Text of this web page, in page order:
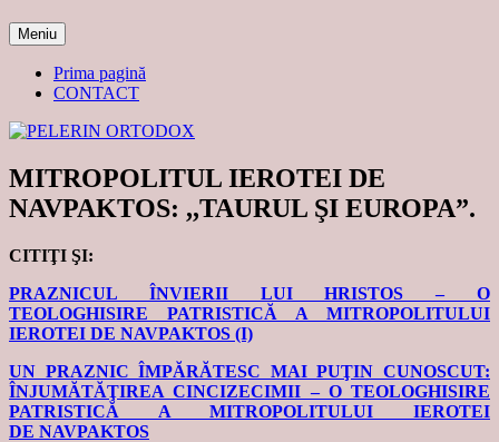
Meniu
Prima pagină
CONTACT
MITROPOLITUL IEROTEI DE
NAVPAKTOS: ,,TAURUL ŞI EUROPA”.
CITIŢI ŞI:
PRAZNICUL ÎNVIERII LUI HRISTOS – O
TEOLOGHISIRE PATRISTICĂ A MITROPOLITULUI
IEROTEI DE NAVPAKTOS (I)
UN PRAZNIC ÎMPĂRĂTESC MAI PUŢIN CUNOSCUT:
ÎNJUMĂTĂŢIREA CINCIZECIMII – O TEOLOGHISIRE
PATRISTICĂ A MITROPOLITULUI IEROTEI
DE NAVPAKTOS